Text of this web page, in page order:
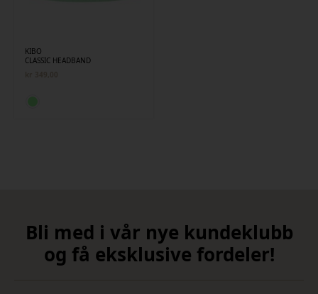
KIBO
CLASSIC HEADBAND
Bli med i vår nye kundeklubb
og få eksklusive fordeler!